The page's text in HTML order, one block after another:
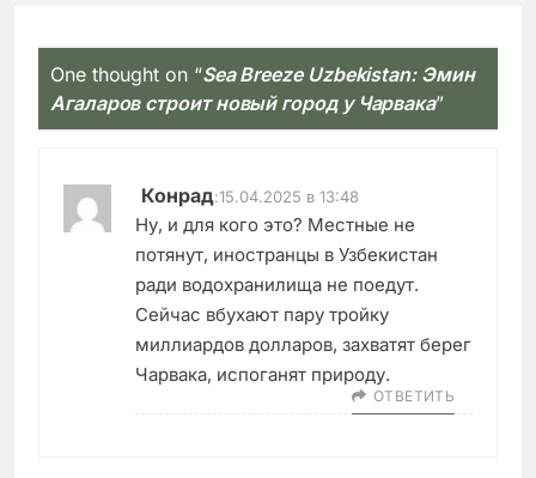
One thought on “Sea Breeze Uzbekistan: Эмин
Агаларов строит новый город у Чарвака”
Конрад:15.04.2025 в 13:48
Ну, и для кого это? Местные не
потянут, иностранцы в Узбекистан
ради водохранилища не поедут.
Сейчас вбухают пару тройку
миллиардов долларов, захватят берег
Чарвака, испоганят природу.
ОТВЕТИТЬ